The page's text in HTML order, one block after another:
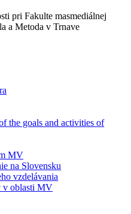
pri Fakulte masmediálnej
a Metoda v Trnave
the goals and activities of
MV
na Slovensku
vzdelávania
v oblasti MV